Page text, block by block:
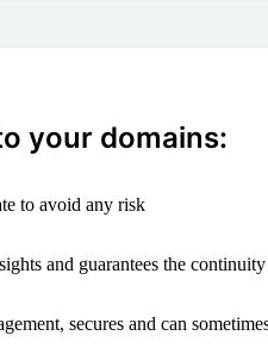
your domains:
to avoid any risk
and guarantees the
secures and can